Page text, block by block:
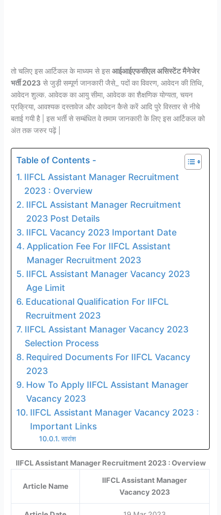
तो चलिए इस आर्टिकल के माध्यम से इसआईआईएफसीएल असिस्टेंट मैनेजेर
भर्ती 2023 से जुड़ी सम्पूर्ण जानकारी जैसे_ पदों का विवरण, आवेदन की तिथि,
आवेदन शुल्क. आवेदक का आयु सीमा, आवेदक का शैक्षणिक योग्यता, चयन
प्रक्रिया, आवश्यक दस्तावेज और आवेदन कैसे करें आदि पुरे विस्तार से नीचे
बताई गयी है | इस भर्ती से सम्बंधित वे तमाम जानकारी के लिए इस आर्टिकल को
अंत तक जरुर पढ़ें |
Table of Contents -
IIFCL Assistant Manager Recruitment
2023 : Overview
IIFCL Assistant Manager Recruitment
2023 Post Details
IIFCL Vacancy 2023 Important Date
Application Fee For IIFCL Assistant
Manager Recruitment 2023
IIFCL Assistant Manager Vacancy 2023
Age Limit
Educational Qualification For IIFCL
Recruitment 2023
IIFCL Assistant Manager Vacancy 2023
Selection Process
Required Documents For IIFCL Vacancy
2023
How To Apply IIFCL Assistant Manager
Vacancy 2023
IIFCL Assistant Manager Vacancy 2023 :
Important Links
सारांश
IIFCL Assistant Manager Recruitment 2023 : Overview
Article Name
IIFCL Assistant Manager
Vacancy 2023